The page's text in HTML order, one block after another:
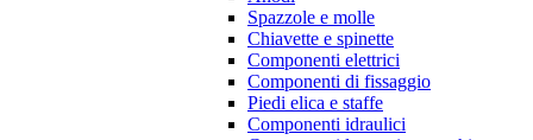
Spazzole e molle
Chiavette e spinette
Componenti elettrici
Componenti di fissaggio
Piedi elica e staffe
Componenti idraulici